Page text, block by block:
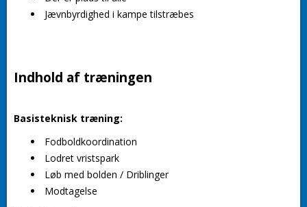
Jævnbyrdighed i kampe tilstræbes
Indhold af træningen
Basisteknisk træning:
Fodboldkoordination
Lodret vristspark
Løb med bolden / Driblinger
Modtagelse